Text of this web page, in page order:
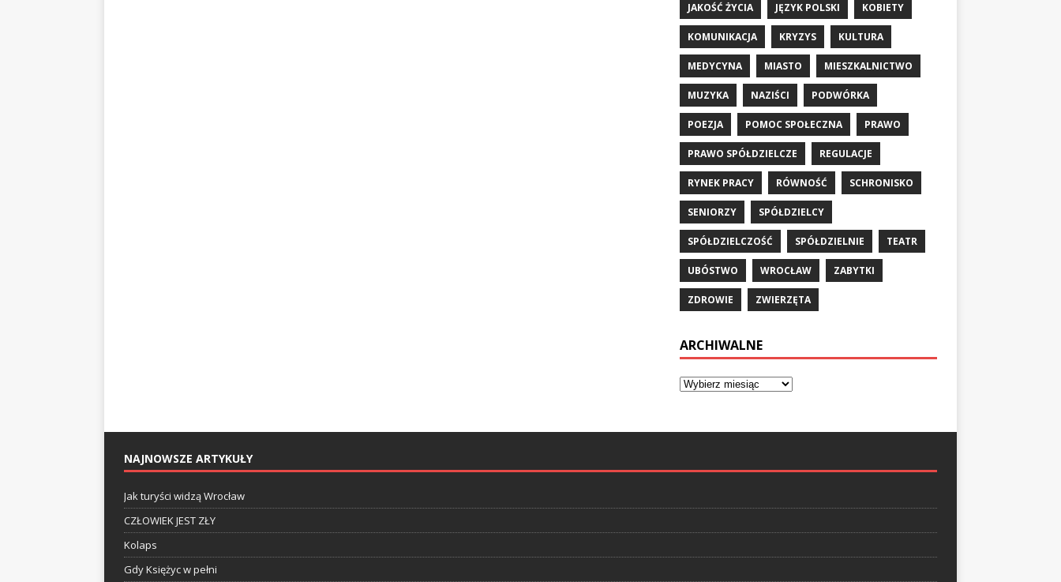
JAKOŚĆ ŻYCIA JĘZYK POLSKI KOBIETY
KOMUNIKACJA KRYZYS KULTURA
MEDYCYNA MIASTO MIESZKALNICTWO
MUZYKA NAZIŚCI PODWÓRKA
POEZJA POMOC SPOŁECZNA PRAWO
PRAWO SPÓŁDZIELCZE REGULACJE
RYNEK PRACY RÓWNOŚĆ SCHRONISKO
SENIORZY SPÓŁDZIELCY
SPÓŁDZIELCZOŚĆ SPÓŁDZIELNIE TEATR
UBÓSTWO WROCŁAW ZABYTKI
ZDROWIE ZWIERZĘTA
ARCHIWALNE
NAJNOWSZE ARTYKUŁY
Jak turyści widzą Wrocław
CZŁOWIEK JEST ZŁY
Kolaps
Gdy Księżyc w pełni